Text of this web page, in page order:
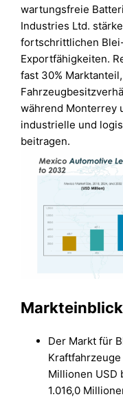
wartungsfreie
Industries Ltd.
fortschrittlichen
Exportfähigkeiten.
fast 30%
während Monterrey
industrielle und
beitragen.
Der Markt für
Millionen USD
1.016,0